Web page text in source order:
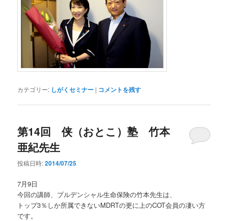
カテゴリー: しがくセミナー | コメントを残す
第14回 侠（おとこ）塾 竹本
亜紀先生
投稿日時:2014/07/25
7月9日
今回の講師、プルデンシャル生命保険の竹本先生は、
トップ3％しか所属できないMDRTの更に上のCOT会員の凄い方
です。